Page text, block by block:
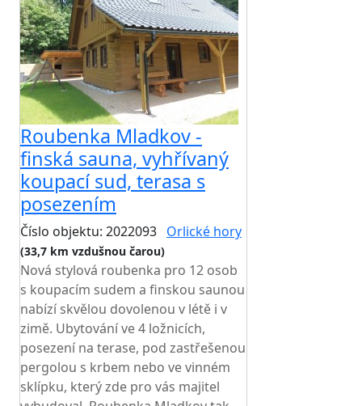
Roubenka Mladkov -
finská sauna, vyhřívaný
koupací sud, terasa s
posezením
Číslo objektu: 2022093 Orlické hory
(33,7 km vzdušnou čarou)
Nová stylová roubenka pro 12 osob
s koupacím sudem a finskou saunou
nabízí skvělou dovolenou v létě i v
zimě. Ubytování ve 4 ložnicích,
posezení na terase, pod zastřešenou
pergolou s krbem nebo ve vinném
sklípku, který zde pro vás majitel